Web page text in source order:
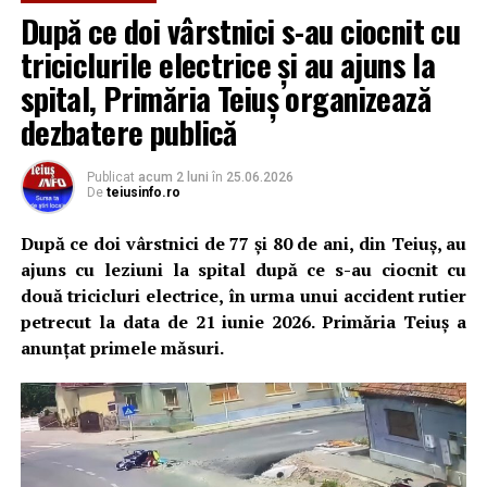
Dacă va depăși stadiul de propunere și va fi inclus în
programele de investiții regionale sau naționale, Teiuș ar
putea deveni unul dintre primele orașe mici din România
conectate la un sistem de transport feroviar
metropolitan, cu efecte importante asupra mobilității,
dezvoltării economice și pieței muncii din județul Alba.
Adaugă teiusinfo.ro ca sursă
preferată pe Google
Urmărește Ziarul Unirea pe Social Media
Constantin PREDESCU
Adaugă teiusinfo.ro ca sursă
Urmărește Ziarul Unirea pe Social Media
Ultimele știri din Teiuș
avansat, decopertarea vechiului sistem rutier fiind
aproape finalizată. În perioada următoare vor fi
montate bordurile, vor fi amenajate trotuarele și va fi
realizată scafa carosabilă, destinată preluării și dirijării
apelor pluviale.
După ce doi vârstnici s-au ciocnit cu
triciclurile electrice și au ajuns la
spital, Primăria Teiuș organizează
dezbatere publică
Publicat acum 2 luni în 25.06.2026
De teiusinfo.ro
După ce doi vârstnici de 77 și 80 de ani, din Teiuș, au
ajuns cu leziuni la spital după ce s-au ciocnit cu
două tricicluri electrice, în urma unui accident rutier
petrecut la data de 21 iunie 2026. Primăria Teiuș a
anunțat primele măsuri.